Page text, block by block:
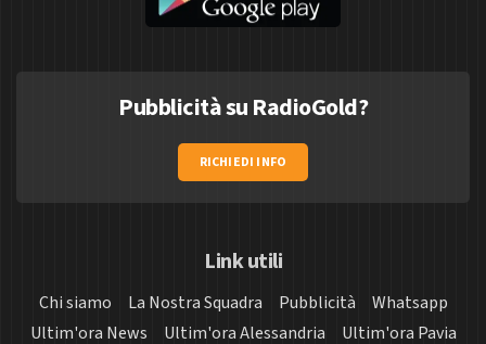
Pubblicità su RadioGold?
RICHIEDI INFO
Link utili
Chi siamo La Nostra Squadra Pubblicità
Whatsapp
Ultim'ora News
Ultim'ora Alessandria
Ultim'ora Pavia